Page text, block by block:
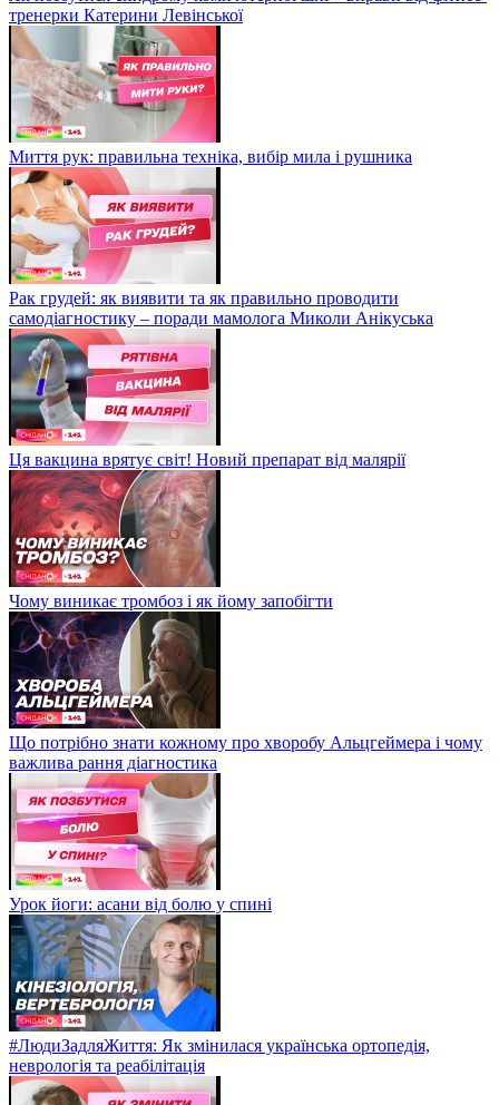
тренерки Катерини Левінської
Миття рук: правильна техніка, вибір мила і рушника
Рак грудей: як виявити та як правильно проводити
самодіагностику – поради мамолога Миколи Анікуська
Ця вакцина врятує світ! Новий препарат від малярії
Чому виникає тромбоз і як йому запобігти
Що потрібно знати кожному про хворобу Альцгеймера і чому
важлива рання діагностика
Урок йоги: асани від болю у спині
#ЛюдиЗадляЖиття: Як змінилася українська ортопедія,
неврологія та реабілітація